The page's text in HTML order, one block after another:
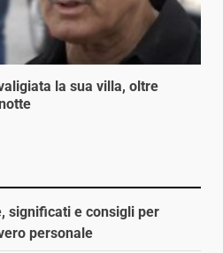
la sua villa, oltre
significati e consigli per
personale